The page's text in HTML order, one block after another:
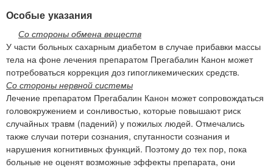
Особые указания
Со стороны обмена веществ
У части больных сахарным диабетом в случае прибавки массы
тела на фоне лечения препаратом Прегабалин Канон может
потребоваться коррекция доз гипогликемических средств.
Со стороны нервной системы
Лечение препаратом Прегабалин Канон может сопровождаться
головокружением и сонливостью, которые повышают риск
случайных травм (падений) у пожилых людей. Отмечались
также случаи потери сознания, спутанности сознания и
нарушения когнитивных функций. Поэтому до тех пор, пока
больные не оценят возможные эффекты препарата, они